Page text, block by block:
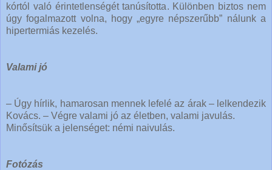
kórtól való érintetlenségét tanúsította. Különben biztos nem
úgy fogalmazott volna, hogy „egyre népszerűbb” nálunk a
hipertermiás kezelés.
Valami jó
– Úgy hírlik, hamarosan mennek lefelé az árak – lelkendezik
Kovács. – Végre valami jó az életben, valami javulás.
Minősítsük a jelenséget: némi naivulás.
Fotózás